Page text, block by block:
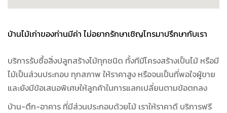
บ้านไม้เก่าของท่านมีค่า ไม่อยากรักษาเชิญโทรมาปรึกษากับเรา
บริการรับซื้อสิ่งปลูกสร้างไม้ทุกชนิด ทั้งทีมีโครงสร้างเป็นไม้ หรือมี
ไม้เป็นส่วนประกอบ ทุกสภาพ ให้ราคาสูง หรือจนเป็นที่พอใจผู้ขาย
และยังมีข้อเสนอพิเศษให้ลูกค้าในการแลกเปลี่ยนตามข้อตกลง
บ้าน-ตึก-อาคาร ที่มีส่วนประกอบด้วยไม้ เราให้ราคาดี บริการฟรี